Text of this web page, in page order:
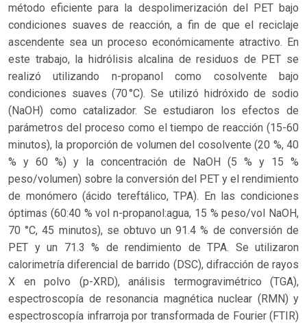
método eficiente para la despolimerización del PET bajo
condiciones suaves de reacción, a fin de que el reciclaje
ascendente sea un proceso económicamente atractivo. En
este trabajo, la hidrólisis alcalina de residuos de PET se
realizó utilizando n-propanol como cosolvente bajo
condiciones suaves (70 °C). Se utilizó hidróxido de sodio
(NaOH) como catalizador. Se estudiaron los efectos de
parámetros del proceso como el tiempo de reacción (15-60
minutos), la proporción de volumen del cosolvente (20 %, 40
% y 60 %) y la concentración de NaOH (5 % y 15 %
peso/volumen) sobre la conversión del PET y el rendimiento
de monómero (ácido tereftálico, TPA). En las condiciones
óptimas (60:40 % vol n-propanol:agua, 15 % peso/vol NaOH,
70 °C, 45 minutos), se obtuvo un 91.4 % de conversión de
PET y un 71.3 % de rendimiento de TPA. Se utilizaron
calorimetría diferencial de barrido (DSC), difracción de rayos
X en polvo (p-XRD), análisis termogravimétrico (TGA),
espectroscopía de resonancia magnética nuclear (RMN) y
espectroscopía infrarroja por transformada de Fourier (FTIR)